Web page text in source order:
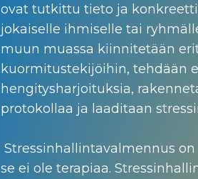
ovat tutkittu tieto ja
jokaiselle ihmiselle tai
muun muassa kiinnitetään
kuormitustekijöihin, tehdään
hengitysharjoituksia,
protokollaa ja laaditaan
Stressinhallintavalmennus
se ei ole terapiaa.